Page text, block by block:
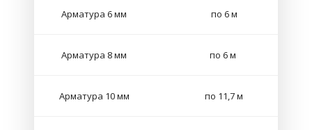
Арматура 6 мм по 6 м
Арматура 8 мм по 6 м
Арматура 10 мм по 11,7 м